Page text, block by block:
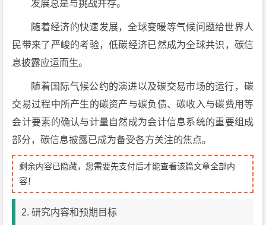
发展总是与挑战并存。
随着经济的快速发展，全球变暖等气候问题给世界人
民带来了严峻的考验，低碳经济已然成为全球共识，碳信
息披露应运而生。
随着国际气候公约的演进以及碳交易市场的运行，碳
交易过程中所产生的碳资产与碳负债、碳收入与碳费用等
会计要素的确认与计量自然成为会计信息系统的重要组成
部分，碳信息披露已成为备受各方关注的焦点。
剩余内容已隐藏，您需要先支付后才能查看该篇文章全部内
容！
2. 研究内容和预期目标